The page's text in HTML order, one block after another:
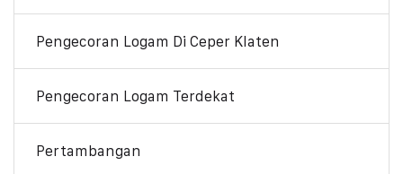
Pengecoran Logam Di Ceper Klaten
Pengecoran Logam Terdekat
Pertambangan